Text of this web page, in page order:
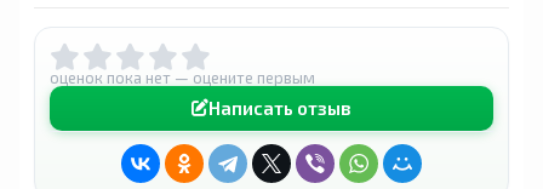
оценок пока нет — оцените первым
Написать отзыв